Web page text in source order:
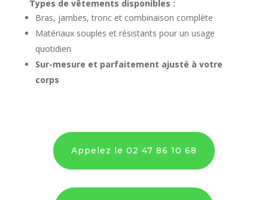
Types de vêtements disponibles :
Bras, jambes, tronc et combinaison complète
Matériaux souples et résistants pour un usage
quotidien
Sur-mesure et parfaitement ajusté à votre
corps
Appelez le 02 47 86 10 68